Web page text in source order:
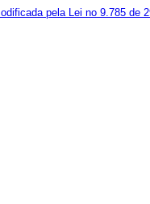
pela Lei no 9.785